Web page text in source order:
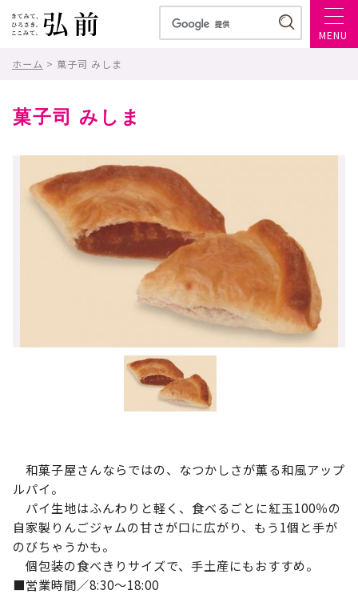
MENU
ホーム > 菓子司 みしま
菓子司 みしま
和菓子屋さんならではの、なつかしさが薫る和風アップ
ルパイ。
パイ生地はふんわりと軽く、食べるごとに紅玉100％の
自家製りんごジャムの甘さが口に広がり、もう1個と手が
のびちゃうかも。
個包装の食べきりサイズで、手土産にもおすすめ。
■営業時間／8:30～18:00